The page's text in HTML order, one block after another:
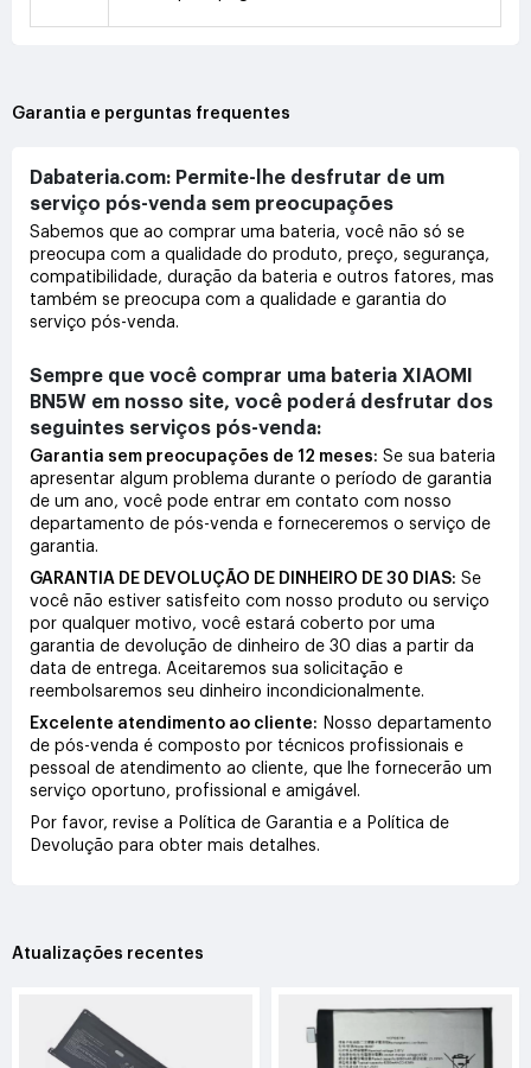
Garantia e perguntas frequentes
Dabateria.com: Permite-lhe desfrutar de um
serviço pós-venda sem preocupações
Sabemos que ao comprar uma bateria, você não só se
preocupa com a qualidade do produto, preço, segurança,
compatibilidade, duração da bateria e outros fatores, mas
também se preocupa com a qualidade e garantia do
serviço pós-venda.
Sempre que você comprar uma bateria XIAOMI
BN5W em nosso site, você poderá desfrutar dos
seguintes serviços pós-venda:
Garantia sem preocupações de 12 meses: Se sua bateria
apresentar algum problema durante o período de garantia
de um ano, você pode entrar em contato com nosso
departamento de pós-venda e forneceremos o serviço de
garantia.
GARANTIA DE DEVOLUÇÃO DE DINHEIRO DE 30 DIAS: Se
você não estiver satisfeito com nosso produto ou serviço
por qualquer motivo, você estará coberto por uma
garantia de devolução de dinheiro de 30 dias a partir da
data de entrega. Aceitaremos sua solicitação e
reembolsaremos seu dinheiro incondicionalmente.
Excelente atendimento ao cliente: Nosso departamento
de pós-venda é composto por técnicos profissionais e
pessoal de atendimento ao cliente, que lhe fornecerão um
serviço oportuno, profissional e amigável.
Por favor, revise a Política de Garantia e a Política de
Devolução para obter mais detalhes.
Atualizações recentes